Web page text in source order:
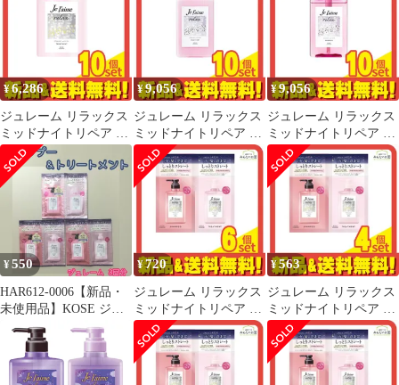
340mL 5個セット まと
480mL 4個セット まと
え用 340mL 5個セット
まとめ売り
¥6,286
ジュレーム リラックス
ミッドナイトリペア ト
リートメント SR スト
レート&リッチ 詰め替
え用 340mL 10個セット
まとめ売り
¥9,056
ジュレーム リラックス
ミッドナイトリペア ト
リートメント SR スト
レート&リッチ 本体ポ
ンプ 480mL 10個セット
まとめ売り
¥9,056
ジュレーム リラックス
ミッドナイトリペア シ
ャンプー SR ストレー
ト&リッチ 本体ポンプ
480mL 10個セット まと
め売り
¥550
HAR612-0006【新品・
未使用品】KOSE ジュ
レーム リラックス ミッ
ドナイトリペア シャン
プー＆トリートメント
（ストレート＆リッ
¥720
ジュレーム リラックス
ミッドナイトリペア ト
ライアルセット SR ス
トレート&リッチ 1回分
(10mL+10mL) 6個セッ
ト まとめ売り
¥563
ジュレーム リラックス
ミッドナイトリペア ト
ライアルセット SR ス
トレート&リッチ 1回分
(10mL+10mL) 4個セッ
ト まとめ売り